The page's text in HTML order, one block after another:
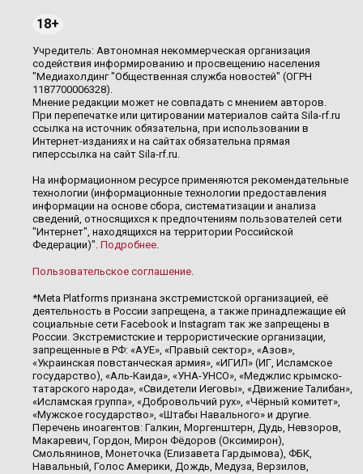
18+
Учредитель: Автономная некоммерческая организация
содействия информированию и просвещению населения
"Медиахолдинг "Общественная служба новостей" (ОГРН
1187700006328).
Мнение редакции может не совпадать с мнением авторов.
При перепечатке или цитировании материалов сайта Sila-rf.ru
ссылка на источник обязательна, при использовании в
Интернет-изданиях и на сайтах обязательна прямая
гиперссылка на сайт Sila-rf.ru.
На информационном ресурсе применяются рекомендательные
технологии (информационные технологии предоставления
информации на основе сбора, систематизации и анализа
сведений, относящихся к предпочтениям пользователей сети
"Интернет", находящихся на территории Российской
Федерации)". Подробнее
Пользовательское соглашение
*Meta Platforms признана экстремистской организацией, её
деятельность в России запрещена, а также принадлежащие ей
социальные сети Facebook и Instagram так же запрещены в
России. Экстремистские и террористические организации,
запрещенные в РФ: «АУЕ», «Правый сектор», «Азов»,
«Украинская повстанческая армия», «ИГИЛ» (ИГ, Исламское
государство), «Аль-Каида», «УНА-УНСО», «Меджлис крымско-
татарского народа», «Свидетели Иеговы», «Движение Талибан»,
«Исламская группа», «Добровольчий рух», «Чёрный комитет»,
«Мужское государство», «Штабы Навального» и другие.
Перечень иноагентов: Галкин, Моргенштерн, Дудь, Невзоров,
Макаревич, Гордон, Мирон Фёдоров (Оксимирон),
Смольянинов, Монеточка (Елизавета Гардымова), ФБК,
Навальный, Голос Америки, Дождь, Медуза, Верзилов,